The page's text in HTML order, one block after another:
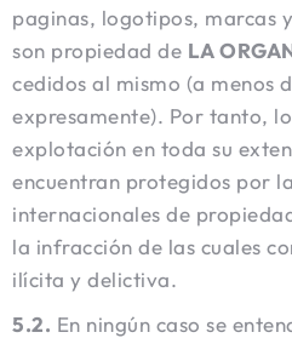
paginas, logotipos, marcas
son propiedad de LA
cedidos al mismo (a menos
expresamente). Por tanto,
explotación en toda su
encuentran protegidos por
internacionales de
la infracción de las cuales
ilícita y delictiva.
5.2. En ningún caso se